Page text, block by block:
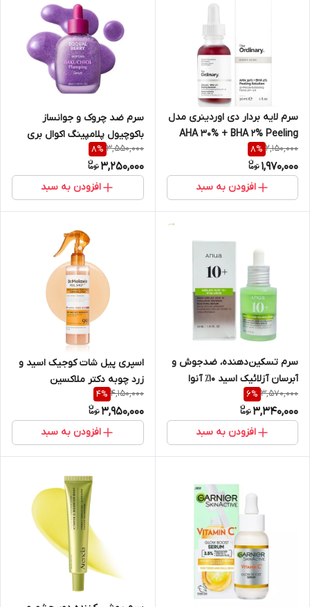
سرم لایه بردار دی اوردینری مدل
AHA 30% + BHA 2% Peeling
حجم 30 میلی لیتر
2,150,000
8%
1,970,000
افزودن به سبد
سرم ضد چروک و جوانساز
باکوچیول پلامپینگ اکوال بری
Bakuchiol Plumping Serum
EQQUALBERRY حجم 30 میل
3,550,000
8%
3,250,000
افزودن به سبد
سرم تسکین‌دهنده، ضدجوش و
آبرسان آزلائیک اسید 10٪ آنوا
Anua حجم 30 میلی لیتر
3,570,000
6%
3,340,000
افزودن به سبد
اسپری پیل شات کوجیک اسید و
زرد چوبه دکتر ملاکسین
Dr.Melaxin اورجینال لایه بردار و
روشن کننده بدن حجم ۲۰۰ میل
4,150,000
4%
3,950,000
افزودن به سبد